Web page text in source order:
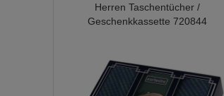
Herren Taschentücher /
Geschenkkassette 720844